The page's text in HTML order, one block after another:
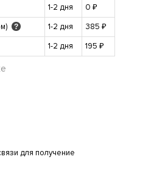
1-2 дня
0 ₽
? 1-2 дня
385 ₽
1-2 дня 195 ₽
для получение